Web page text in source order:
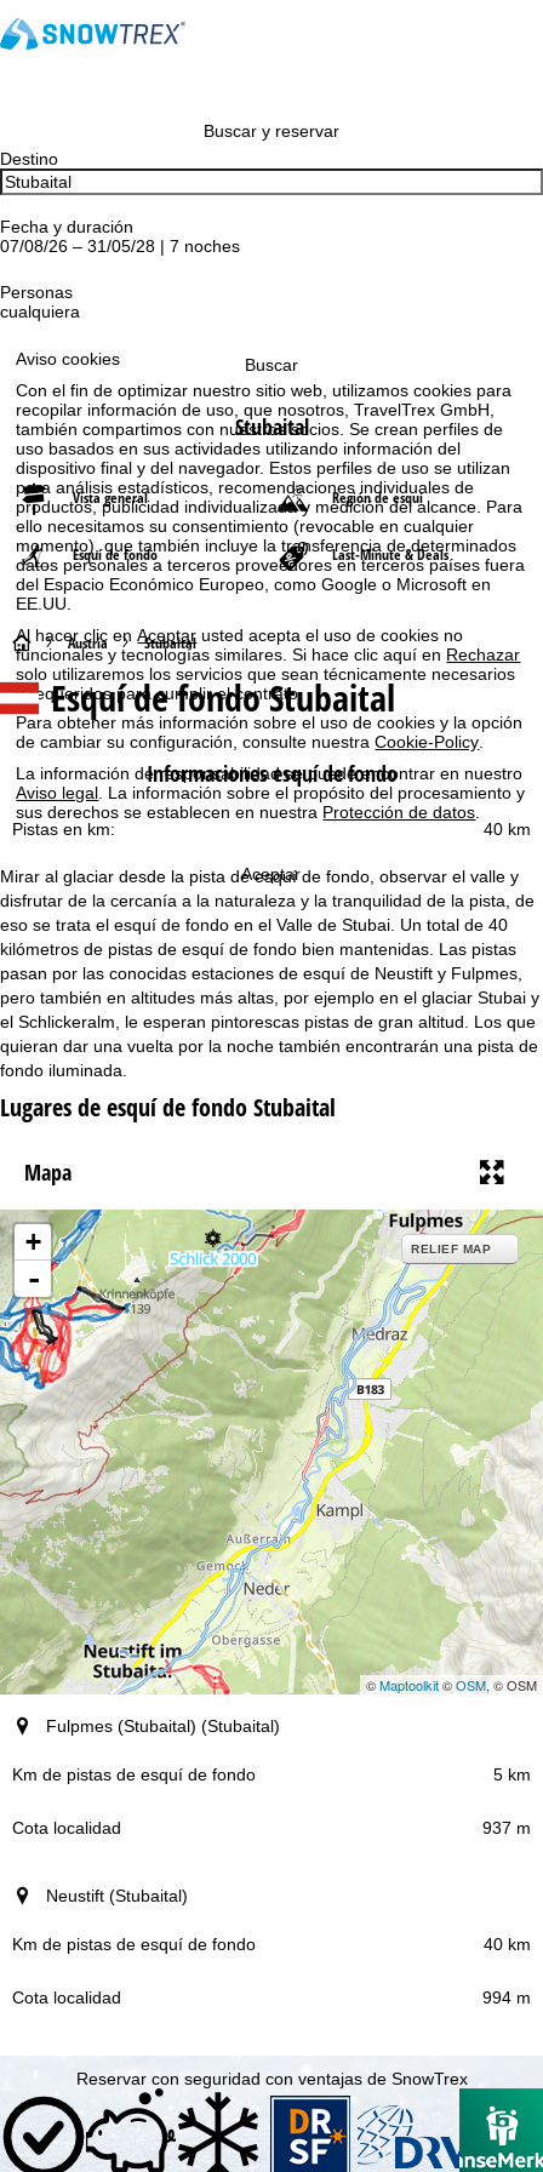
Aviso cookies
Con el fin de optimizar nuestro sitio web, utilizamos cookies para
recopilar información de uso, que nosotros, TravelTrex GmbH,
también compartimos con nuestros socios. Se crean perfiles de
uso basados en sus actividades utilizando información del
dispositivo final y del navegador. Estos perfiles de uso se utilizan
para análisis estadísticos, recomendaciones individuales de
productos, publicidad individualizada y medición del alcance. Para
ello necesitamos su consentimiento (revocable en cualquier
momento), que también incluye la transferencia de determinados
datos personales a terceros proveedores en terceros países fuera
del Espacio Económico Europeo, como Google o Microsoft en
EE.UU.
Al hacer clic enAceptar usted acepta el uso de cookies no
funcionales y tecnologías similares. Si hace clic aquí en Rechazar
solo utilizaremos los servicios que sean técnicamente necesarios
y requeridos para cumplir el contrato.
Para obtener más información sobre el uso de cookies y la opción
de cambiar su configuración, consulte nuestraCookie-Policy
La información de responsabilidad se puede encontrar en nuestro
Aviso legal . La información sobre el propósito del procesamiento y
sus derechos se establecen en nuestra Protección de datos
Aceptar
Buscar y reservar
Destino
Fecha y duración
07/08/26 – 31/05/28 | 7 noches
Personas
cualquiera
Buscar
Stubaital
Vista general Región de esquí
Esquí de fondo Last-Minute & Deals
P
á
g
i
n
r
p
a
l
Austria Stubaital
Esquí de fondo Stubaital
Informaciones esquí de fondo
40 km
Pistas en km:
Mirar al glaciar desde la pista de esquí de fondo, observar el valle y
disfrutar de la cercanía a la naturaleza y la tranquilidad de la pista, de
eso se trata el esquí de fondo en el Valle de Stubai. Un total de 40
kilómetros de pistas de esquí de fondo bien mantenidas. Las pistas
pasan por las conocidas estaciones de esquí de Neustift y Fulpmes,
pero también en altitudes más altas, por ejemplo en el glaciar Stubai y
el Schlickeralm, le esperan pintorescas pistas de gran altitud. Los que
quieran dar una vuelta por la noche también encontrarán una pista de
fondo iluminada.
Lugares de esquí de fondo Stubaital
Mapa
+
-
RELIEF MAP
©Maptoolkit©OSM, © OSM
Destino (región)
Km de pistas de esquí de fondo
Fulpmes (Stubaital) (Stubaital)
5 km
937 m
Neustift (Stubaital)
40 km
994 m
Reservar con seguridad con ventajas de SnowTrex